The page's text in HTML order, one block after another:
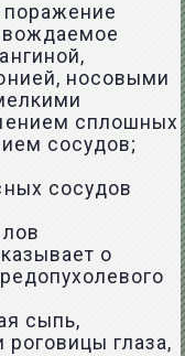
поражение
носовыми
сплошных
сосудов;
сосудов
о
сыпь,
глаза,